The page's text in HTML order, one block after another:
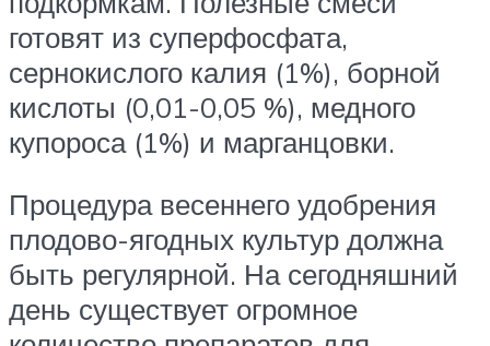
готовят из суперфосфата,
сернокислого калия (1%), борной
кислоты (0,01-0,05 %), медного
купороса (1%) и марганцовки.
Процедура весеннего удобрения
плодово-ягодных культур должна
быть регулярной. На сегодняшний
день существует огромное